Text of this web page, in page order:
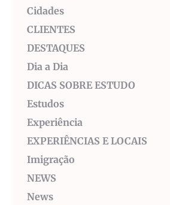
Cidades
CLIENTES
DESTAQUES
Dia a Dia
DICAS SOBRE ESTUDO
Estudos
Experiência
EXPERIÊNCIAS E LOCAIS
Imigração
NEWS
News